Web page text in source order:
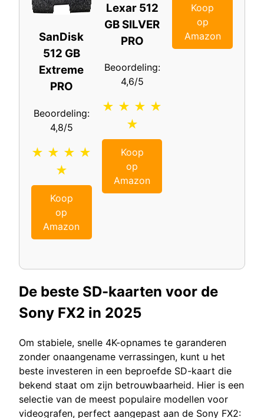
SanDisk
512 GB
Extreme
PRO
Beoordeling:
4,8/5
★ ★ ★ ★
★
Koop
op
Amazon
Lexar 512
GB SILVER
PRO
Beoordeling:
4,6/5
★ ★ ★ ★
★
Koop
op
Amazon
Koop
op
Amazon
De beste SD-kaarten voor de
Sony FX2 in 2025
Om stabiele, snelle 4K-opnames te garanderen
zonder onaangename verrassingen, kunt u het
beste investeren in een beproefde SD-kaart die
bekend staat om zijn betrouwbaarheid. Hier is een
selectie van de meest populaire modellen voor
videografen, perfect aangepast aan de Sony FX2: